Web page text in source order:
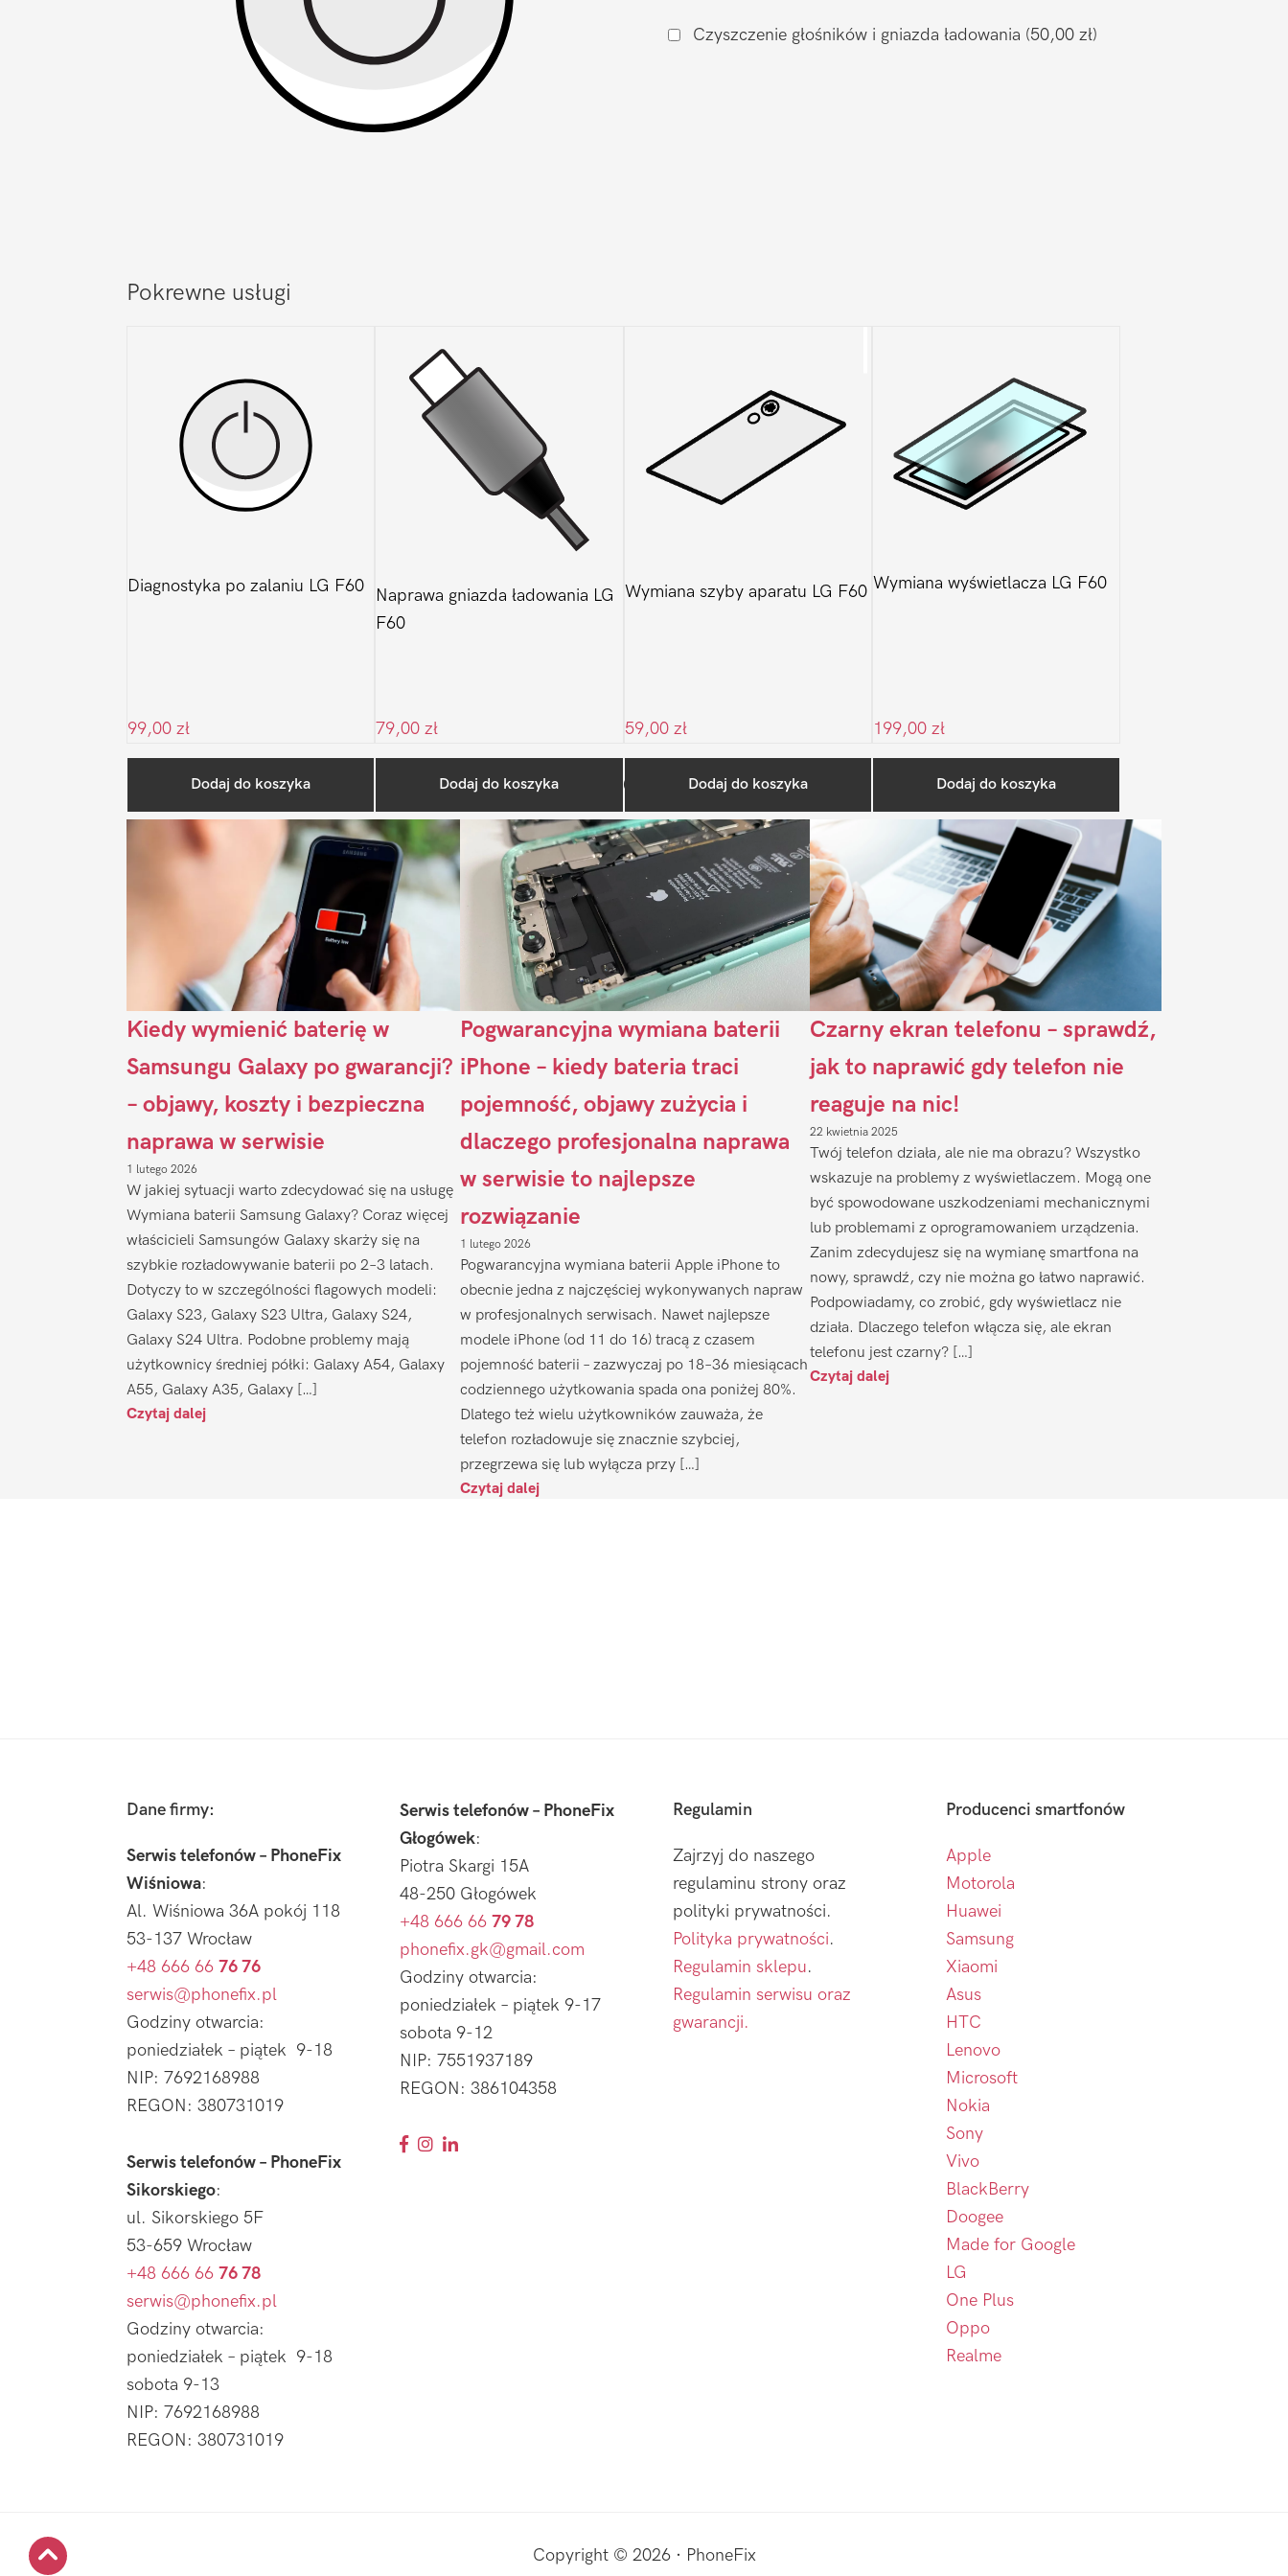
Czyszczenie głośników i gniazda ładowania (50,00 zł)
Pokrewne usługi
Diagnostyka po zalaniu LG F60
99,00 zł
Dodaj do koszyka
Naprawa gniazda ładowania LG
F60
79,00zł
Dodaj do koszyka
Wymiana szyby aparatu LG F60
59,00 zł
Dodaj do koszyka
Wymiana wyświetlacza LG F60
199,00 zł
Dodaj do koszyka
Pierwszy
Sidebar
Ostatnio na blogu
Kiedy wymienić baterię w
Samsungu Galaxy po gwarancji?
– objawy, koszty i bezpieczna
naprawa w serwisie
1 lutego 2026
W jakiej sytuacji warto zdecydować się na usługę
Wymiana baterii Samsung Galaxy? Coraz więcej
właścicieli Samsungów Galaxy skarży się na
szybkie rozładowywanie baterii po 2–3 latach.
Dotyczy to w szczególności flagowych modeli:
Galaxy S23, Galaxy S23 Ultra, Galaxy S24,
Galaxy S24 Ultra. Podobne problemy mają
użytkownicy średniej półki: Galaxy A54, Galaxy
A55, Galaxy A35, Galaxy […]
Czytaj dalej
Pogwarancyjna wymiana baterii
iPhone – kiedy bateria traci
pojemność, objawy zużycia i
dlaczego profesjonalna naprawa
w serwisie to najlepsze
rozwiązanie
1 lutego 2026
Pogwarancyjna wymiana baterii Apple iPhone to
obecnie jedna z najczęściej wykonywanych napraw
w profesjonalnych serwisach. Nawet najlepsze
modele iPhone (od 11 do 16) tracą z czasem
pojemność baterii – zazwyczaj po 18–36 miesiącach
codziennego użytkowania spada ona poniżej 80%.
Dlatego też wielu użytkowników zauważa, że
telefon rozładowuje się znacznie szybciej,
przegrzewa się lub wyłącza przy […]
Czytaj dalej
Czarny ekran telefonu – sprawdź,
jak to naprawić gdy telefon nie
reaguje na nic!
22 kwietnia 2025
Twój telefon działa, ale nie ma obrazu? Wszystko
wskazuje na problemy z wyświetlaczem. Mogą one
być spowodowane uszkodzeniami mechanicznymi
lub problemami z oprogramowaniem urządzenia.
Zanim zdecydujesz się na wymianę smartfona na
nowy, sprawdź, czy nie można go łatwo naprawić.
Podpowiadamy, co zrobić, gdy wyświetlacz nie
działa. Dlaczego telefon włącza się, ale ekran
telefonu jest czarny? […]
Czytaj dalej
Dane firmy:
Serwis telefonów – PhoneFix
Wiśniowa:
Al. Wiśniowa 36A pokój 118
53-137 Wrocław
+48 666 66 76 76
serwis@phonefix.pl
Godziny otwarcia:
poniedziałek – piątek 9-18
NIP: 7692168988
REGON: 380731019
Serwis telefonów – PhoneFix
Sikorskiego:
ul. Sikorskiego 5F
53-659 Wrocław
+48 666 66 76 78
serwis@phonefix.pl
Godziny otwarcia:
poniedziałek – piątek 9-18
sobota 9-13
NIP: 7692168988
REGON: 380731019
Serwis telefonów – PhoneFix
Głogówek:
Piotra Skargi 15A
48-250 Głogówek
+48 666 66 79 78
phonefix.gk@gmail.com
Godziny otwarcia:
poniedziałek – piątek 9-17
sobota 9-12
NIP: 7551937189
REGON: 386104358
Regulamin
Zajrzyj do naszego
regulaminu strony oraz
polityki prywatności.
Polityka prywatności.
Regulamin sklepu.
Regulamin serwisu oraz
gwarancji.
Producenci smartfonów
Apple
Motorola
Huawei
Samsung
Xiaomi
Asus
HTC
Lenovo
Microsoft
Nokia
Sony
Vivo
BlackBerry
Doogee
Made for Google
LG
One Plus
Oppo
Realme
Copyright © 2026 · PhoneFix